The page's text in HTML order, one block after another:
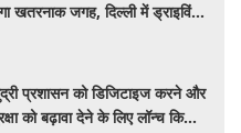
खतरनाक जगह, दिल्ली में ड्राइविंग
प्रशासन को डिजिटाइज करने और
को बढ़ावा देने के लिए लॉन्च किया